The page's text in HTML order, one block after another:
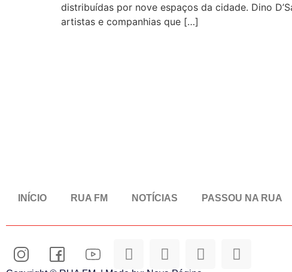
distribuídas por nove espaços da cidade. Dino
artistas e companhias que […]
INÍCIO RUA FM NOTÍCIAS PASSOU NA RUA